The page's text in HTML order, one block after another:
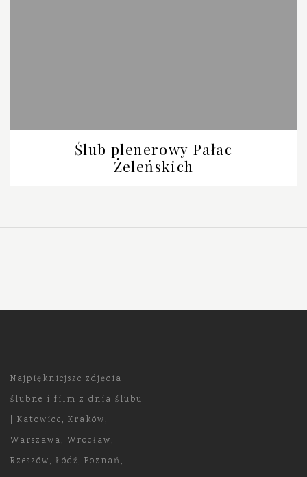
Ślub plenerowy Pałac
Żeleńskich
Najpiękniejsze zdjęcia
ślubne i film z dnia ślubu
| Katowice, Kraków,
Warszawa, Wrocław,
Rzeszów, Łódź, Poznań,